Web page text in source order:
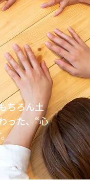
ちろん土
った、“心